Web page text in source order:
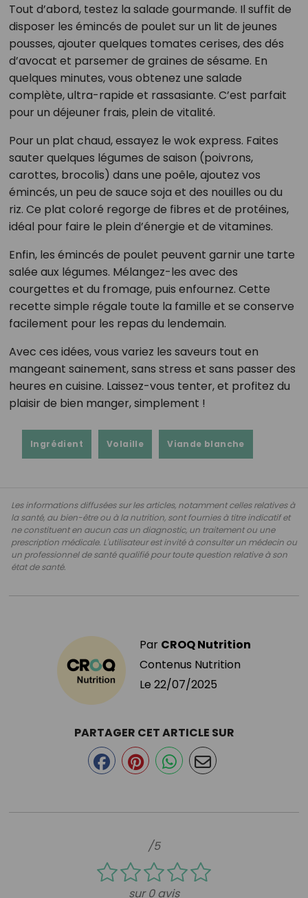
Tout d’abord, testez la salade gourmande. Il suffit de
disposer les émincés de poulet sur un lit de jeunes
pousses, ajouter quelques tomates cerises, des dés
d’avocat et parsemer de graines de sésame. En
quelques minutes, vous obtenez une salade
complète, ultra-rapide et rassasiante. C’est parfait
pour un déjeuner frais, plein de vitalité.
Pour un plat chaud, essayez le wok express. Faites
sauter quelques légumes de saison (poivrons,
carottes, brocolis) dans une poêle, ajoutez vos
émincés, un peu de sauce soja et des nouilles ou du
riz. Ce plat coloré regorge de fibres et de protéines,
idéal pour faire le plein d’énergie et de vitamines.
Enfin, les émincés de poulet peuvent garnir une tarte
salée aux légumes. Mélangez-les avec des
courgettes et du fromage, puis enfournez. Cette
recette simple régale toute la famille et se conserve
facilement pour les repas du lendemain.
Avec ces idées, vous variez les saveurs tout en
mangeant sainement, sans stress et sans passer des
heures en cuisine. Laissez-vous tenter, et profitez du
plaisir de bien manger, simplement !
Ingrédient Volaille Viande blanche
Les informations diffusées sur les articles, notamment celles relatives à
la santé, au bien-être ou à la nutrition, sont fournies à titre indicatif et
ne constituent en aucun cas un diagnostic, un traitement ou une
prescription médicale. L'utilisateur est invité à consulter un médecin ou
un professionnel de santé qualifié pour toute question relative à son
état de santé.
Par CROQ Nutrition
Contenus Nutrition
Le 22/07/2025
/5
sur 0 avis
PARTAGER CET ARTICLE SUR